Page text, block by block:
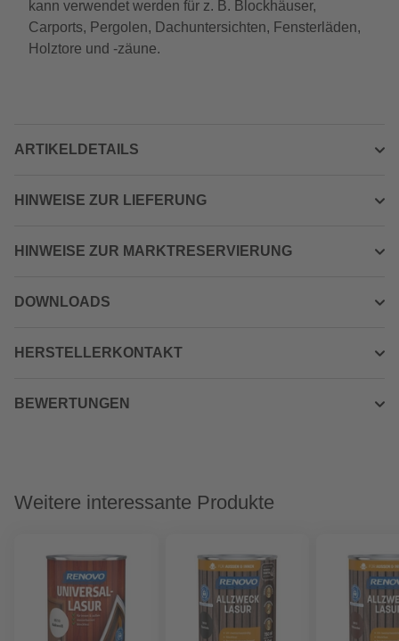
kann verwendet werden für z. B. Blockhäuser,
Carports, Pergolen, Dachuntersichten, Fensterläden,
Holztore und -zäune.
ARTIKELDETAILS
HINWEISE ZUR LIEFERUNG
HINWEISE ZUR MARKTRESERVIERUNG
DOWNLOADS
HERSTELLERKONTAKT
BEWERTUNGEN
Weitere interessante Produkte